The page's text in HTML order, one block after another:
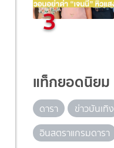
3
แท็กยอดนิยม
ดารา ข่าวบันเทิง
อินสตราแกรมดารา